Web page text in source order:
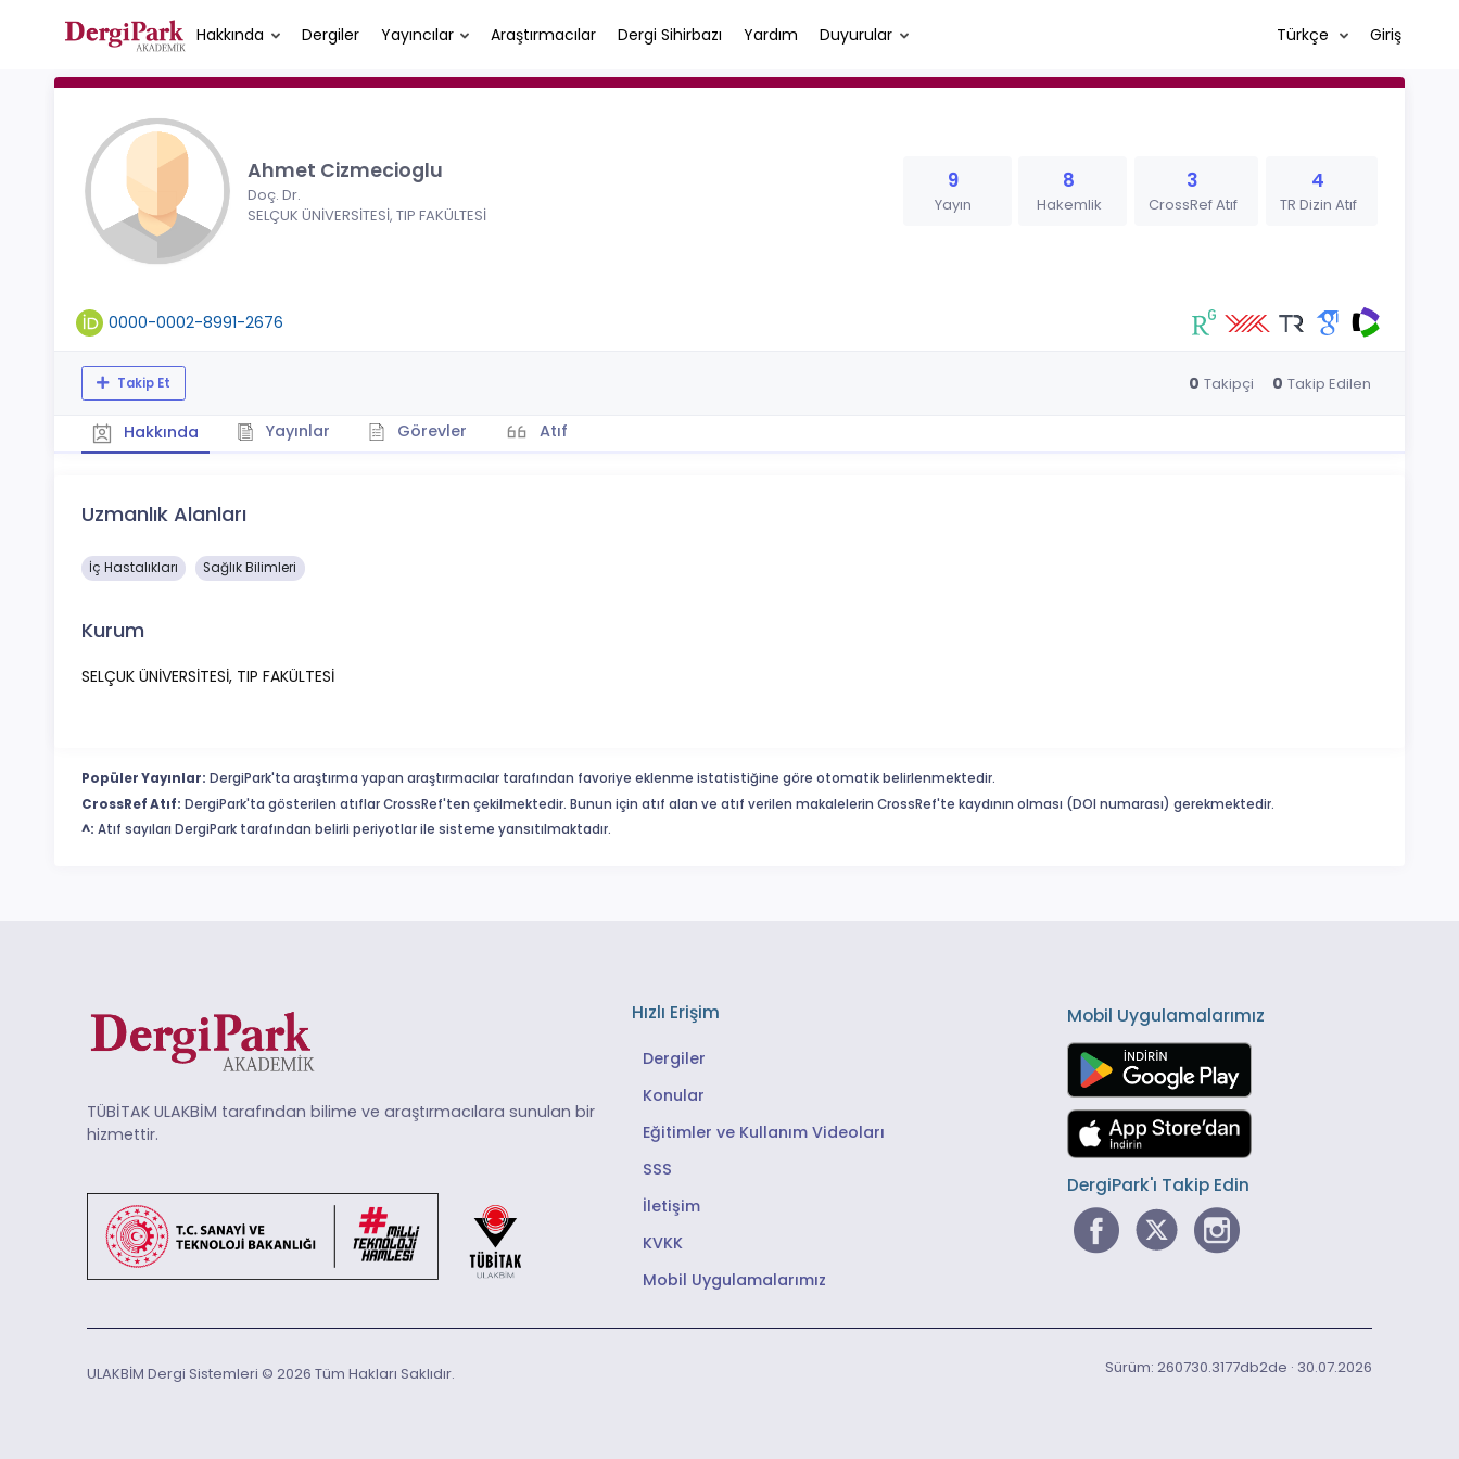
Hakkında Dergiler Yayıncılar Araştırmacılar Dergi Sihirbazı Yardım Duyurular Türkçe Giriş
Ahmet Cizmecioglu
Doç. Dr.
SELÇUK ÜNİVERSİTESİ, TIP FAKÜLTESİ
9
Yayın
8
Hakemlik
3
CrossRef Atıf
4
TR Dizin Atıf
0000-0002-8991-2676
Takip Et 0 Takipçi 0 Takip Edilen
Hakkında Yayınlar Görevler Atıf
Uzmanlık Alanları
İç Hastalıkları Sağlık Bilimleri
Kurum
SELÇUK ÜNİVERSİTESİ, TIP FAKÜLTESİ
Popüler Yayınlar: DergiPark'ta araştırma yapan araştırmacılar tarafından favoriye eklenme istatistiğine göre otomatik belirlenmektedir.
CrossRef Atıf: DergiPark'ta gösterilen atıflar CrossRef'ten çekilmektedir. Bunun için atıf alan ve atıf verilen makalelerin CrossRef'te kaydının olması (DOI numarası) gerekmektedir.
^: Atıf sayıları DergiPark tarafından belirli periyotlar ile sisteme yansıtılmaktadır.
TÜBİTAK ULAKBİM tarafından bilime ve araştırmacılara sunulan bir
hizmettir.
Hızlı Erişim
Dergiler
Konular
Eğitimler ve Kullanım Videoları
SSS
İletişim
KVKK
Mobil Uygulamalarımız
Mobil Uygulamalarımız
DergiPark'ı Takip Edin
ULAKBİM Dergi Sistemleri © 2026 Tüm Hakları Saklıdır. Sürüm: 260730.3177db2de · 30.07.2026